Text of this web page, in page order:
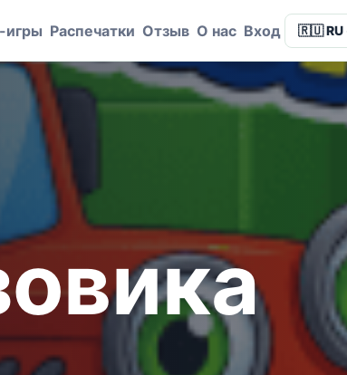
игры Распечатки Отзыв О нас Вход Language